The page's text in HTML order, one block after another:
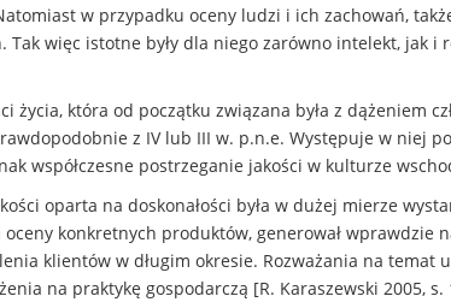
w przypadku oceny ludzi i ich zachowań,
więc istotne były dla niego zarówno intelekt, jak
życia, która od początku związana była z dążeniem
z IV lub III w. p.n.e. Występuje w niej
współczesne postrzeganie jakości w kulturze
oparta na doskonałości była w dużej mierze
konkretnych produktów, generował
klientów w długim okresie. Rozważania na
na praktykę gospodarczą [R. Karaszewski 2005, s.